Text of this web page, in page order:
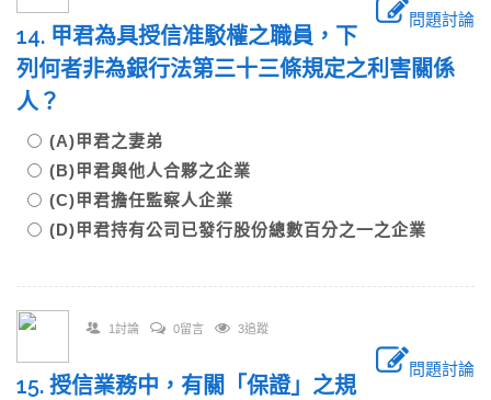
問題討論
14. 甲君為具授信准駁權之職員，下
列何者非為銀行法第三十三條規定之利害關係
人？
(A)甲君之妻弟
(B)甲君與他人合夥之企業
(C)甲君擔任監察人企業
(D)甲君持有公司已發行股份總數百分之一之企業
1討論 0留言 3追蹤
問題討論
15. 授信業務中，有關「保證」之規